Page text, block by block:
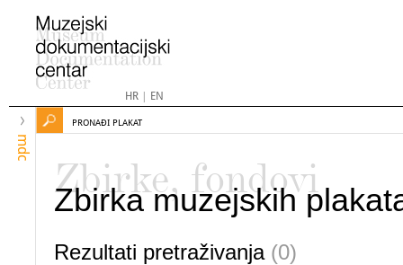
HR| EN
mdc
PRONAĐI PLAKAT
Zbirke, fondovi
Zbirka muzejskih
Rezultati pretraživanja (0)